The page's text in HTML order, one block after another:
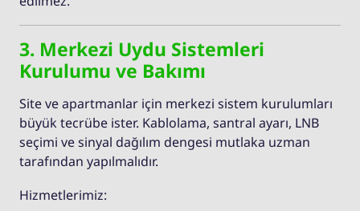
3. Merkezi Uydu Sistemleri
Kurulumu ve Bakımı
Site ve apartmanlar için merkezi sistem kurulumları
büyük tecrübe ister. Kablolama, santral ayarı, LNB
seçimi ve sinyal dağılım dengesi mutlaka uzman
tarafından yapılmalıdır.
Hizmetlerimiz: